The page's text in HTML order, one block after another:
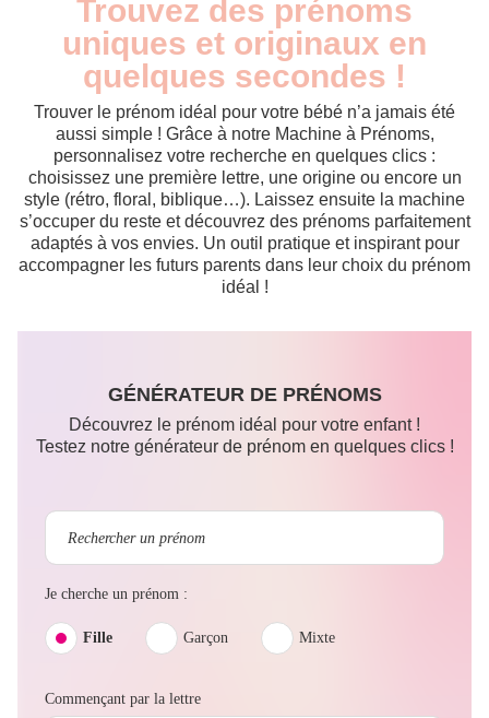
Trouvez des prénoms
uniques et originaux en
quelques secondes !
Trouver le prénom idéal pour votre bébé n’a jamais été
aussi simple ! Grâce à notre Machine à Prénoms,
personnalisez votre recherche en quelques clics :
choisissez une première lettre, une origine ou encore un
style (rétro, floral, biblique…). Laissez ensuite la machine
s’occuper du reste et découvrez des prénoms parfaitement
adaptés à vos envies. Un outil pratique et inspirant pour
accompagner les futurs parents dans leur choix du prénom
idéal !
GÉNÉRATEUR DE PRÉNOMS
Découvrez le prénom idéal pour votre enfant !
Testez notre générateur de prénom en quelques clics !
Je cherche un prénom :
Fille Garçon Mixte
Commençant par la lettre